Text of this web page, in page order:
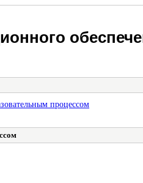
процессом